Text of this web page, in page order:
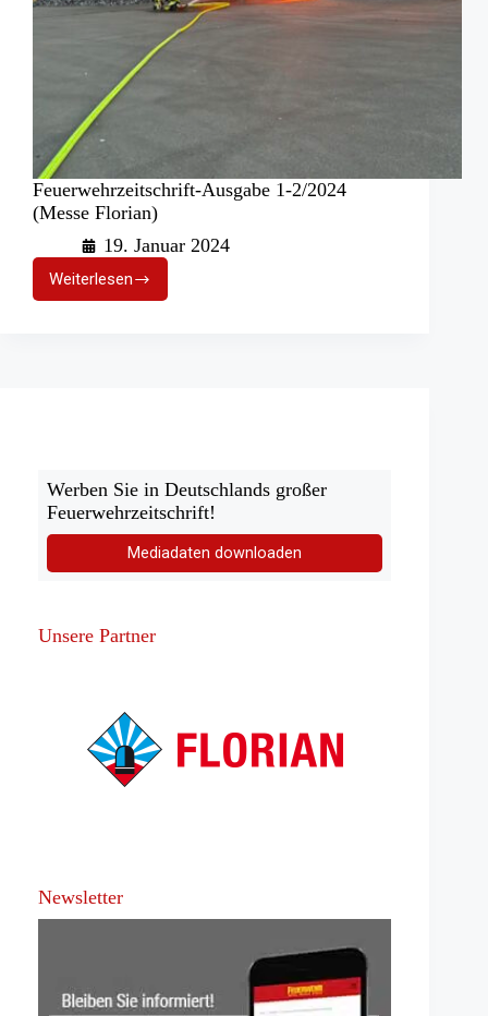
Feuerwehrzeitschrift-Ausgabe 1-2/2024
(Messe Florian)
19. Januar 2024
WeiterlesenFeuerwehrzeitschrift-
Ausgabe
Werben Sie in Deutschlands großer
Feuerwehrzeitschrift!
Mediadaten downloaden
Unsere Partner
Newsletter